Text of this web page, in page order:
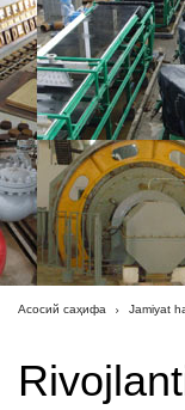
Асосий саҳифа Jamiyat